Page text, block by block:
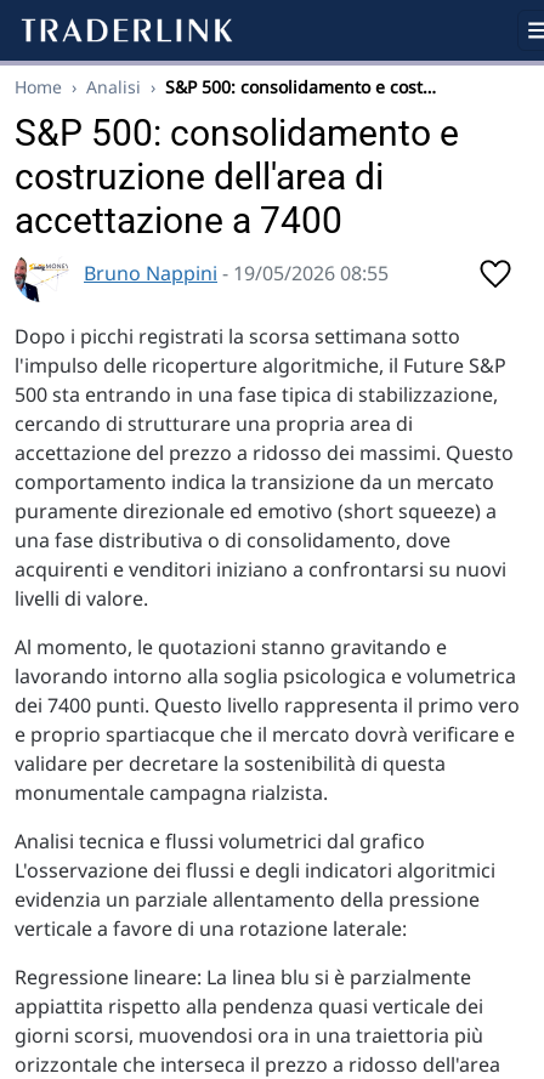
Home › Analisi › S&P 500: consolidamento e cost…
S&P 500: consolidamento e
costruzione dell'area di
accettazione a 7400
Bruno Nappini - 19/05/2026 08:55
Dopo i picchi registrati la scorsa settimana sotto
l'impulso delle ricoperture algoritmiche, il Future S&P
500 sta entrando in una fase tipica di stabilizzazione,
cercando di strutturare una propria area di
accettazione del prezzo a ridosso dei massimi. Questo
comportamento indica la transizione da un mercato
puramente direzionale ed emotivo (short squeeze) a
una fase distributiva o di consolidamento, dove
acquirenti e venditori iniziano a confrontarsi su nuovi
livelli di valore.
Al momento, le quotazioni stanno gravitando e
lavorando intorno alla soglia psicologica e volumetrica
dei 7400 punti. Questo livello rappresenta il primo vero
e proprio spartiacque che il mercato dovrà verificare e
validare per decretare la sostenibilità di questa
monumentale campagna rialzista.
Analisi tecnica e flussi volumetrici dal grafico
L'osservazione dei flussi e degli indicatori algoritmici
evidenzia un parziale allentamento della pressione
verticale a favore di una rotazione laterale:
Regressione lineare: La linea blu si è parzialmente
appiattita rispetto alla pendenza quasi verticale dei
giorni scorsi, muovendosi ora in una traiettoria più
orizzontale che interseca il prezzo a ridosso dell'area